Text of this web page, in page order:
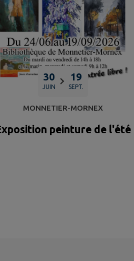
30
JUIN
19
SEPT.
MONNETIER-MORNEX
peinture de l'été